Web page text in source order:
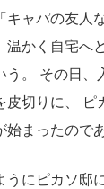
キャパの友人
温かく自宅へ
う。 その日、
皮切りに、 ピ
まったので
うにピカソ邸